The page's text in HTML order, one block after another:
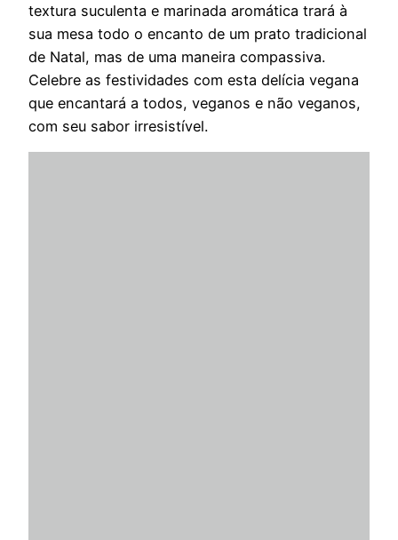
textura suculenta e marinada aromática trará à
sua mesa todo o encanto de um prato tradicional
de Natal, mas de uma maneira compassiva.
Celebre as festividades com esta delícia vegana
que encantará a todos, veganos e não veganos,
com seu sabor irresistível.